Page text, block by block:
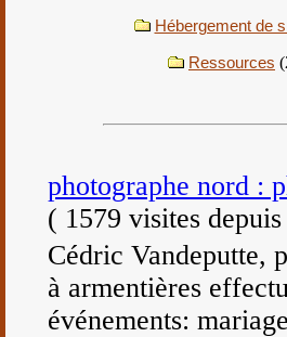
Hébergement de
Ressources
photographe nord :
( 1579 visites
Cédric Vandeputte,
à armentières
événements: